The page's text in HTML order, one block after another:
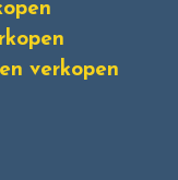
verkopen